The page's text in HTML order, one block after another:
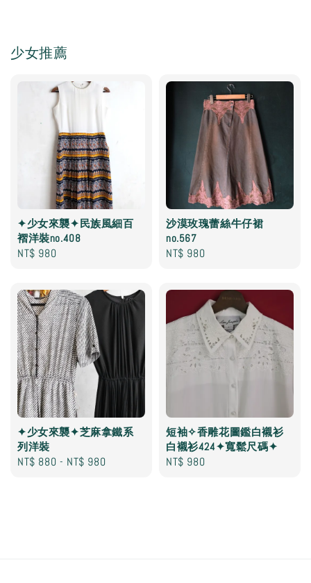
少女推薦
✦少女來襲✦民族風細百
褶洋裝no.408
Regular
NT$ 980
沙漠玫瑰蕾絲牛仔裙
no.567
Regular
NT$ 980
✦少女來襲✦芝麻拿鐵系
列洋裝
Regular
NT$ 880 - NT$ 980
短袖✧香雕花圖鑑白襯衫
白襯衫424✦寬鬆尺碼✦
Regular
NT$ 980